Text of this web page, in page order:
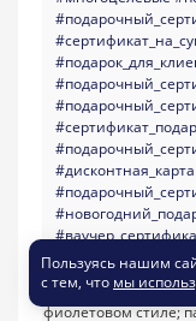
#дисконтная_карта
Пользуясь нашим
с тем, что мы